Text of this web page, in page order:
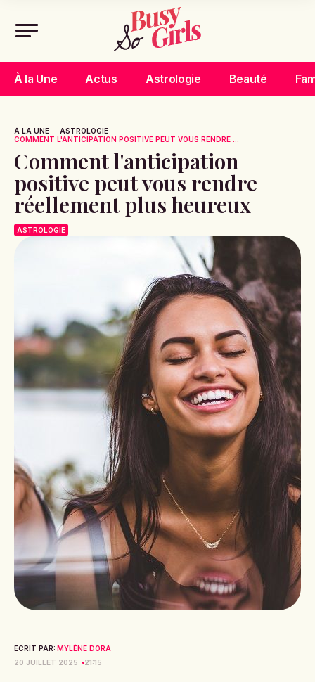
À la Une Actus Astrologie Beauté
À LA UNE
ASTROLOGIE
COMMENT L'ANTICIPATION POSITIVE PEUT VOUS RENDRE ...
Comment l'anticipation
positive peut vous rendre
réellement plus heureux
ASTROLOGIE
ECRIT PAR: MYLÈNE DORA
20 JUILLET 2025
21:15